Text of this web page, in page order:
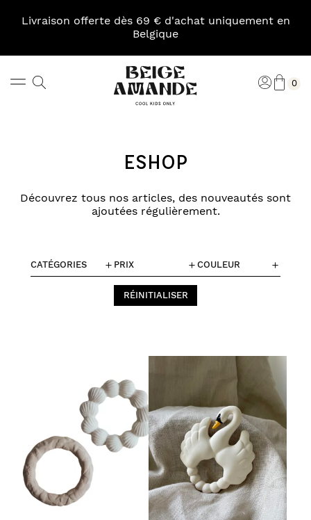
Livraison offerte dès 69 € d'achat uniquement en
Belgique
Rechercher 0
ESHOP
Découvrez tous nos articles, des nouveautés sont
ajoutées régulièrement.
CATÉGORIES PRIX COULEUR
RÉINITIALISER